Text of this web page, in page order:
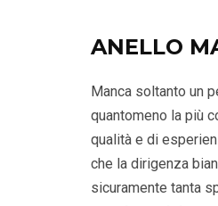
ANELLO
Manca soltanto un
quantomeno la più
qualità e di
che la dirigenza
sicuramente tanta